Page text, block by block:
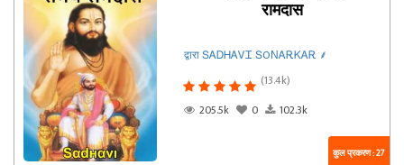
रामदास
द्वारा ՏᎪᎠᎻᎪᏙᏆ ՏOΝᎪᎡᏦᎪᎡ ⸙
(13.4k)
205.5k
0 102.3k
कुल प्रकरण : 27